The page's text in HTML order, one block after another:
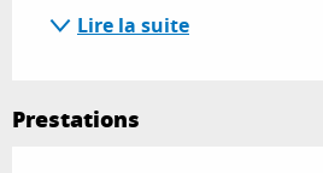
Lire la suite
Prestations